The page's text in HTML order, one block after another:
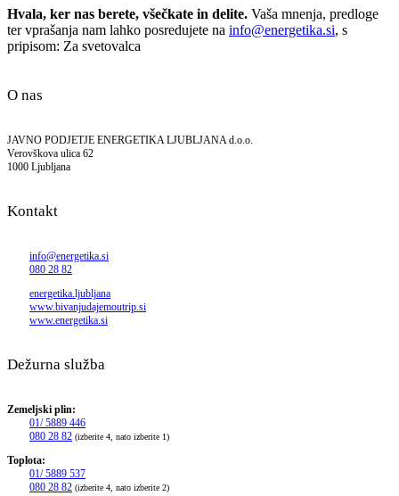
Hvala, ker nas berete, všečkate in delite. Vaša mnenja, predloge
ter vprašanja nam lahko posredujete na info@energetika.si, s
pripisom: Za svetovalca
O nas
JAVNO PODJETJE ENERGETIKA LJUBLJANA d.o.o.
Verovškova ulica 62
1000 Ljubljana
Kontakt
info@energetika.si
080 28 82
energetika.ljubljana
www.bivanjudajemoutrip.si
www.energetika.si
Dežurna služba
Zemeljski plin:
01/ 5889 446
080 28 82 (izberite 4, nato izberite 1)
Toplota:
01/ 5889 537
080 28 82 (izberite 4, nato izberite 2)